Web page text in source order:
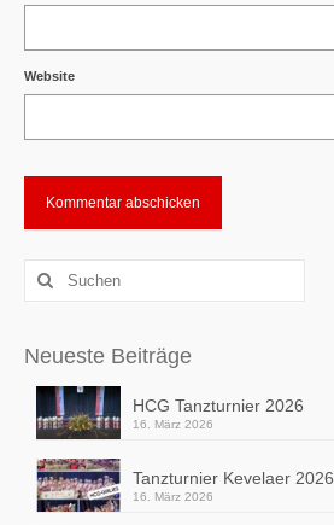
Website
Suchen
nach:
Neueste Beiträge
HCG Tanzturnier 2026
16. März 2026
Tanzturnier Kevelaer 2026
16. März 2026